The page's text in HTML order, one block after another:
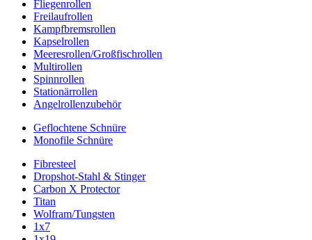
Fliegenrollen
Freilaufrollen
Kampfbremsrollen
Kapselrollen
Meeresrollen/Großfischrollen
Multirollen
Spinnrollen
Stationärrollen
Angelrollenzubehör
Geflochtene Schnüre
Monofile Schnüre
Fibresteel
Dropshot-Stahl & Stinger
Carbon X Protector
Titan
Wolfram/Tungsten
1x7